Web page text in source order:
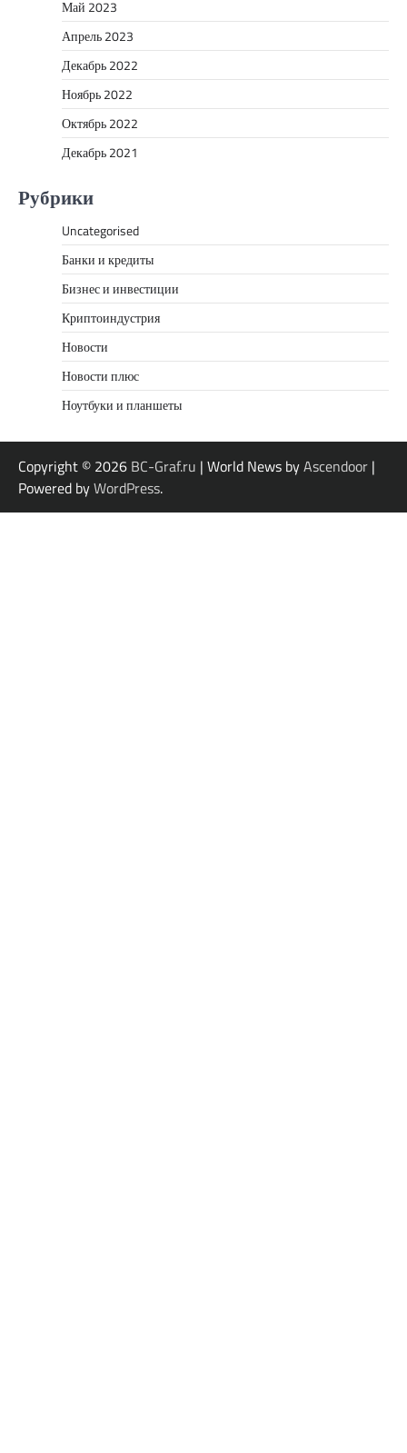
Май 2023
Апрель 2023
Декабрь 2022
Ноябрь 2022
Октябрь 2022
Декабрь 2021
Рубрики
Uncategorised
Банки и кредиты
Бизнес и инвестиции
Криптоиндустрия
Новости
Новости плюс
Ноутбуки и планшеты
Copyright © 2026 BC-Graf.ru | World News byAscendoor |
Powered byWordPress.